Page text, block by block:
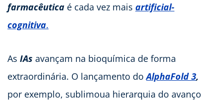
farmacêutica é cada vez mais artificial-
cognitiva.
As IAs avançam na bioquímica de forma
extraordinária. O lançamento doAlphaFold 3,
por exemplo, sublimoua hierarquia do avanço